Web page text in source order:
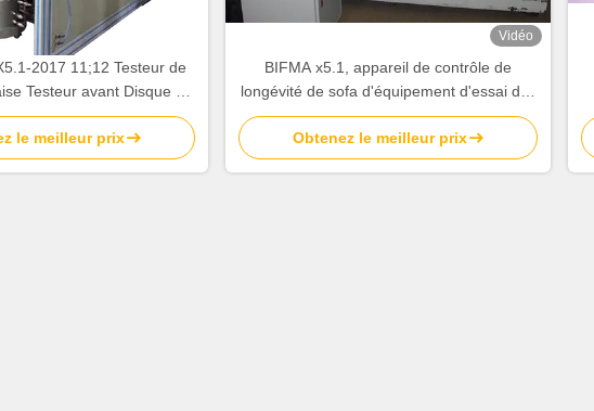
2017 11;12 Testeur de
Testeur avant Disque de
stabilité arrière
le meilleur prix
Vidéo
BIFMA x5.1, appareil de contrôle de
longévité de sofa d'équipement d'essai des
meubles X5.4 avec l'écran tactile de PLC
Obtenez le meilleur prix